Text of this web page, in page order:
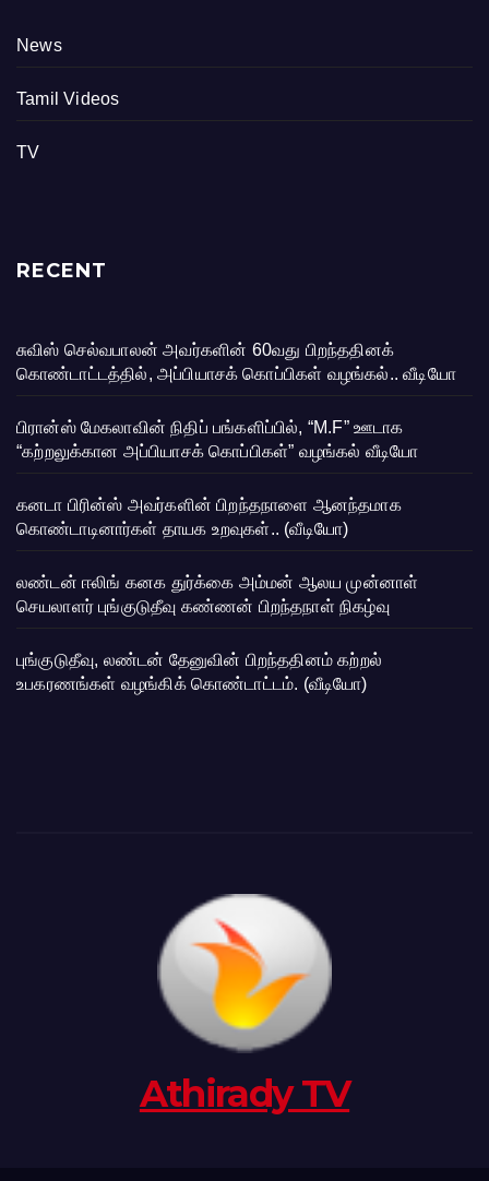
News
Tamil Videos
TV
RECENT
சுவிஸ் செல்வபாலன் அவர்களின் 60வது பிறந்ததினக்
கொண்டாட்டத்தில், அப்பியாசக் கொப்பிகள் வழங்கல்.. வீடியோ
பிரான்ஸ் மேகலாவின் நிதிப் பங்களிப்பில், “M.F” ஊடாக
“கற்றலுக்கான அப்பியாசக் கொப்பிகள்” வழங்கல் வீடியோ
கனடா பிரின்ஸ் அவர்களின் பிறந்தநாளை ஆனந்தமாக
கொண்டாடினார்கள் தாயக உறவுகள்.. (வீடியோ)
லண்டன் ஈலிங் கனக துர்க்கை அம்மன் ஆலய முன்னாள்
செயலாளர் புங்குடுதீவு கண்ணன் பிறந்தநாள் நிகழ்வு
புங்குடுதீவு, லண்டன் தேனுவின் பிறந்ததினம் கற்றல்
உபகரணங்கள் வழங்கிக் கொண்டாட்டம். (வீடியோ)
Athirady TV